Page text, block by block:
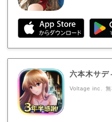
六本木サデ
Voltage inc.